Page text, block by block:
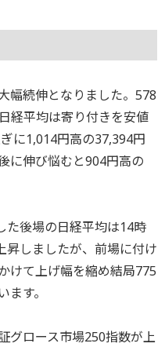
幅続伸となりました。578
経平均は寄り付きを安値
に1,014円高の37,394円
に伸び悩むと904円高の
た後場の日経平均は14時
昇しましたが、前場に付け
けて上げ幅を縮め結局775
す。
グロース市場250指数が上